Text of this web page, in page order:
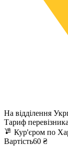
На відділення
Тариф перевізника
Кур'єром по
Вартість60 ₴